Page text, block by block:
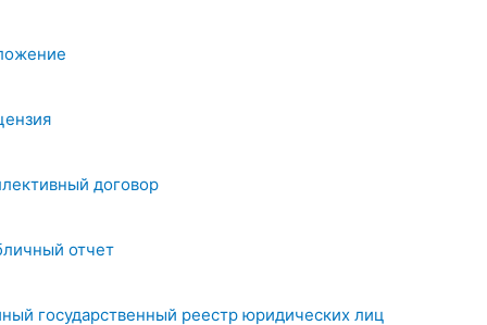
договор
отчет
государственный реестр юридических лиц